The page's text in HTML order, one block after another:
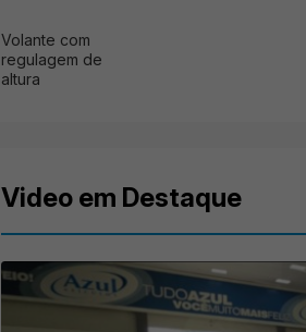
Volante com
regulagem de
altura
Video em Destaque